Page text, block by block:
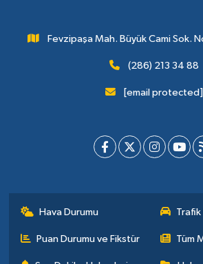
Fevzipaşa Mah. Büyük Cami Sok.
(286) 213 34 88
[email protected]
Hava Durumu Trafik
Puan Durumu ve Fikstür Tüm